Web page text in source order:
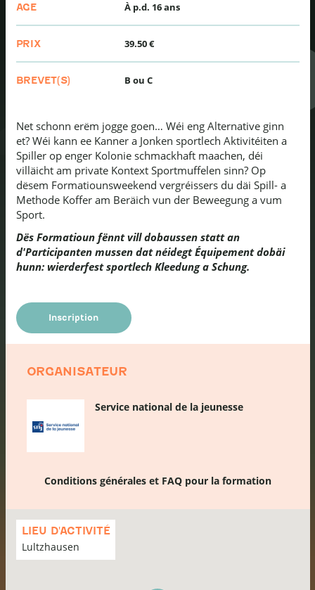
AGE À p.d. 16 ans
PRIX 39.50 €
BREVET(S) B ou C
Net schonn erëm jogge goen… Wéi eng Alternative ginn
et? Wéi kann ee Kanner a Jonken sportlech Aktivitéiten a
Spiller op enger Kolonie schmackhaft maachen, déi
villäicht am private Kontext Sportmuffelen sinn? Op
dësem Formatiounsweekend vergréissers du däi Spill- a
Methode Koffer am Beräich vun der Beweegung a vum
Sport.
Dës Formatioun fënnt vill dobaussen statt an
d'Participanten mussen dat néidegt Équipement dobäi
hunn: wierderfest sportlech Kleedung a Schung.
Inscription
ORGANISATEUR
Service national de la jeunesse
Conditions générales et FAQ pour la formation
LIEU D'ACTIVITÉ
Lultzhausen
Passer
carte